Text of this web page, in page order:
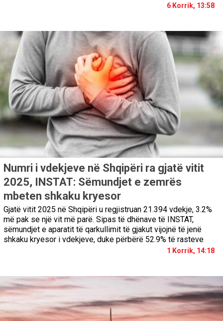
6 Korrik, 13:58
Numri i vdekjeve në Shqipëri ra gjatë vitit
2025, INSTAT: Sëmundjet e zemrës
mbeten shkaku kryesor
Gjatë vitit 2025 në Shqipëri u regjistruan 21.394 vdekje, 3.2%
më pak se një vit më parë. Sipas të dhënave të INSTAT,
sëmundjet e aparatit të qarkullimit të gjakut vijojnë të jenë
shkaku kryesor i vdekjeve, duke përbërë 52.9% të rasteve
1 Korrik, 14:18